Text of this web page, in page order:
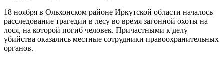
18 ноября в Ольхонском районе Иркутской области началось
расследование трагедии в лесу во время загонной охоты на
лося, на которой погиб человек. Причастными к делу
убийства оказались местные сотрудники правоохранительных
органов.